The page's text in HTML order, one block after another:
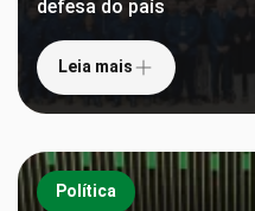
defesa do país
Leia mais
Política